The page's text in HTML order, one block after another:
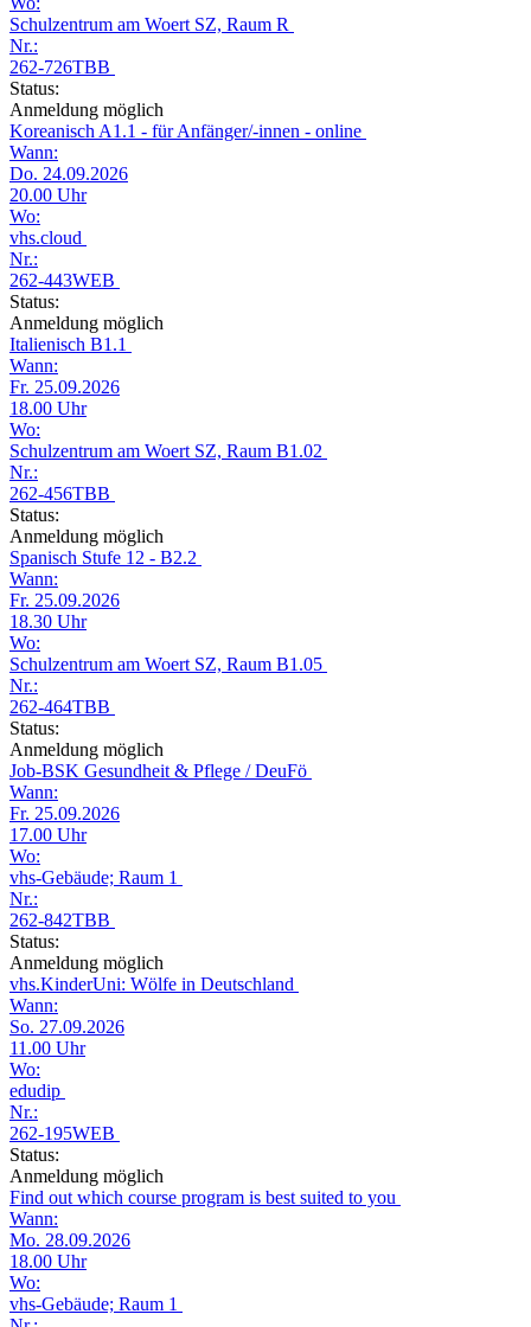
Schulzentrum am Woert SZ, Raum R
Nr.:
262-726TBB
Status:
Anmeldung möglich
Koreanisch A1.1 - für Anfänger/-innen - online
Wann:
Do. 24.09.2026
20.00 Uhr
Wo:
vhs.cloud
Nr.:
262-443WEB
Status:
Anmeldung möglich
Italienisch B1.1
Wann:
Fr. 25.09.2026
18.00 Uhr
Wo:
Schulzentrum am Woert SZ, Raum B1.02
Nr.:
262-456TBB
Status:
Anmeldung möglich
Spanisch Stufe 12 - B2.2
Wann:
Fr. 25.09.2026
18.30 Uhr
Wo:
Schulzentrum am Woert SZ, Raum B1.05
Nr.:
262-464TBB
Status:
Anmeldung möglich
Job-BSK Gesundheit & Pflege / DeuFö
Wann:
Fr. 25.09.2026
17.00 Uhr
Wo:
vhs-Gebäude; Raum 1
Nr.:
262-842TBB
Status:
Anmeldung möglich
vhs.KinderUni: Wölfe in Deutschland
Wann:
So. 27.09.2026
11.00 Uhr
Wo:
edudip
Nr.:
262-195WEB
Status:
Anmeldung möglich
Find out which course program is best suited to you
Wann:
Mo. 28.09.2026
18.00 Uhr
Wo:
vhs-Gebäude; Raum 1